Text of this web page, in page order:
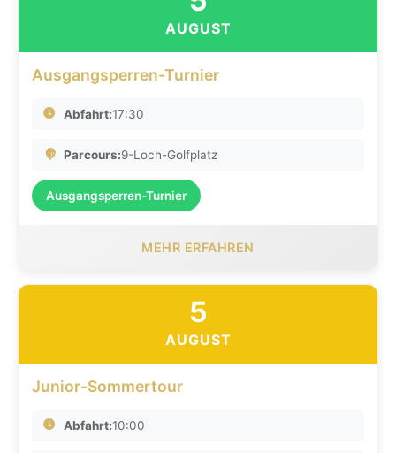
AUGUST
Ausgangsperren-Turnier
Abfahrt:17:30
Parcours:9-Loch-Golfplatz
Ausgangsperren-Turnier
MEHR ERFAHREN
5
AUGUST
Junior-Sommertour
Abfahrt:10:00